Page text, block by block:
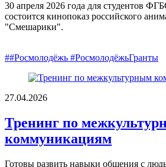
30 апреля 2026 года для студентов
состоится кинопоказ российского
"Смешарики".
##Росмолодёжь #РосмолодёжьГранты
27.04.2026
Тренинг по
коммуникациям
Готовы развить навыки общения с